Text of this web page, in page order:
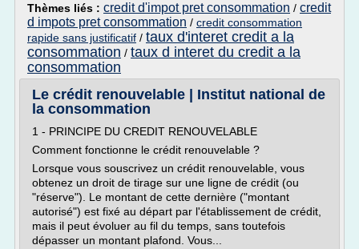
Thèmes liés : credit d'impot pret consommation / credit
d impots pret consommation / credit consommation
rapide sans justificatif / taux d'interet credit a la
consommation / taux d interet du credit a la
consommation
Le crédit renouvelable | Institut national de
la consommation
1 - PRINCIPE DU CREDIT RENOUVELABLE
Comment fonctionne le crédit renouvelable ?
Lorsque vous souscrivez un crédit renouvelable, vous
obtenez un droit de tirage sur une ligne de crédit (ou
"réserve"). Le montant de cette dernière ("montant
autorisé") est fixé au départ par l'établissement de crédit,
mais il peut évoluer au fil du temps, sans toutefois
dépasser un montant plafond. Vous...